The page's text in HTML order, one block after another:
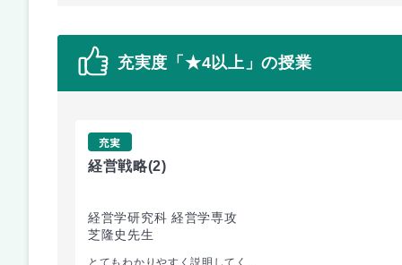
充実度「★4以上」の授業
充実
経営戦略(2)
経営学研究科 経営学専攻
芝隆史先生
とてもわかりやすく説明してく...